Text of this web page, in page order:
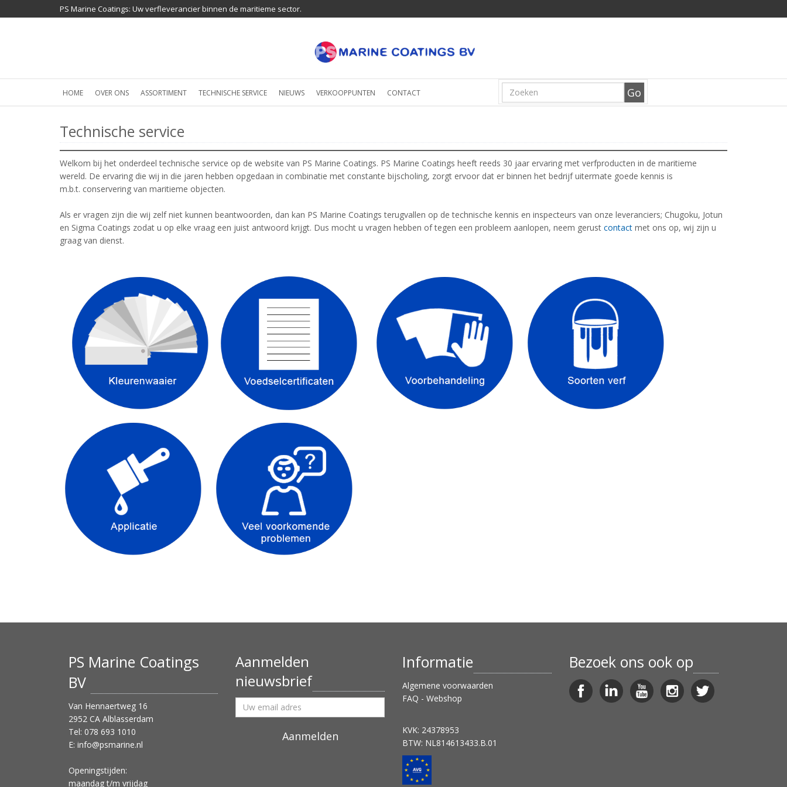
PS Marine Coatings: Uw verfleverancier binnen de maritieme sector.
HOME OVER ONS ASSORTIMENT TECHNISCHE SERVICE NIEUWS VERKOOPPUNTEN CONTACT
Technische service
Welkom bij het onderdeel technische service op de website van PS Marine Coatings. PS Marine Coatings heeft reeds 30 jaar ervaring met verfproducten in de maritieme
wereld. De ervaring die wij in die jaren hebben opgedaan in combinatie met constante bijscholing, zorgt ervoor dat er binnen het bedrijf uitermate goede kennis is
m.b.t. conservering van maritieme objecten.
Als er vragen zijn die wij zelf niet kunnen beantwoorden, dan kan PS Marine Coatings terugvallen op de technische kennis en inspecteurs van onze leveranciers; Chugoku, Jotun
en Sigma Coatings zodat u op elke vraag een juist antwoord krijgt. Dus mocht u vragen hebben of tegen een probleem aanlopen, neem gerust contact met ons op, wij zijn u
graag van dienst.
PS Marine Coatings
BV
Van Hennaertweg 16
2952 CA Alblasserdam
Tel: 078 693 1010
E: info@psmarine.nl
Openingstijden:
maandag t/m vrijdag
Aanmelden
nieuwsbrief
Informatie
Algemene voorwaarden
FAQ - Webshop
KVK: 24378953
BTW: NL814613433.B.01
Bezoek ons ook op